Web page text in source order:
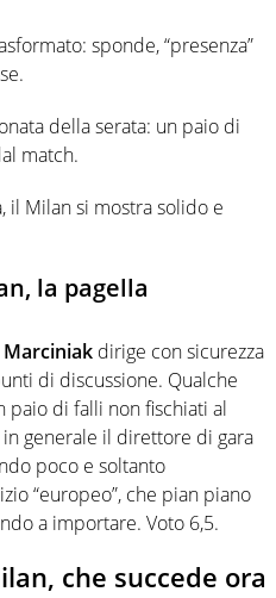
sponde, “presenza”
della serata: un paio di
match.
il Milan si mostra solido e
la pagella
Marciniak dirige con sicurezza
di discussione. Qualche
paio di falli non fischiati al
in generale il direttore di gara
poco e soltanto
“europeo”, che pian piano
a importare. Voto 6,5.
che succede ora